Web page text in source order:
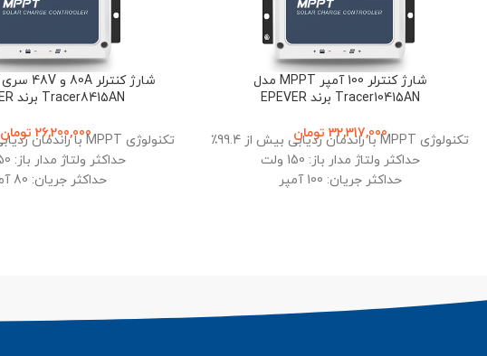
شارژ کنترلر 100 آمپر MPPT مدل
Tracer10415AN برند EPEVER
32,317,000 تومان
تکنولوژی MPPT با راندمان ردیابی بیش از 99.4٪
حداکثر ولتاژ مدار باز: 150 ولت
حداکثر جریان: 100 آمپر
Tracer8415AN برند EPEVER
26,200,000 تومان
تکنولوژی MPPT با راندمان ردیابی بیش از 99.4٪
حداکثر ولتاژ مدار باز: 150 ولت
حداکثر جریان: 80 آمپر